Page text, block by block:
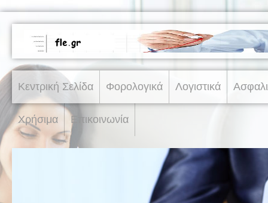
Κεντρική Σελίδα Φορολογικά Λογιστικά
Χρήσιμα Επικοινωνία